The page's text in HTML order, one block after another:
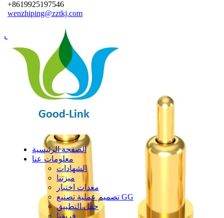
+8619925197546
wenzhiping@zztkj.com
الصفحة الرئيسية
معلومات عنا
الشهادات
ميزتنا
معدات اختبار
تصميم عملية تصنيع GG
حقل التطبيق
فريقنا
منتجات بوجو دبوس